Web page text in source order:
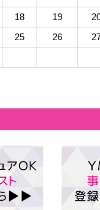
18 19
25 26